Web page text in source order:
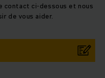
contact ci-dessous et nous
de vous aider.